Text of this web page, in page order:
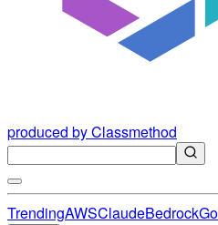
produced by Classmethod
TrendingAWSClaudeBedrock